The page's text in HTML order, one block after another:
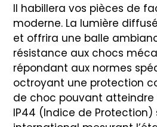
Il habillera vos pièces de
moderne. La lumière
et offrira une balle
résistance aux chocs
répondant aux normes
octroyant une protection
de choc pouvant atteindre
IP44 (Indice de